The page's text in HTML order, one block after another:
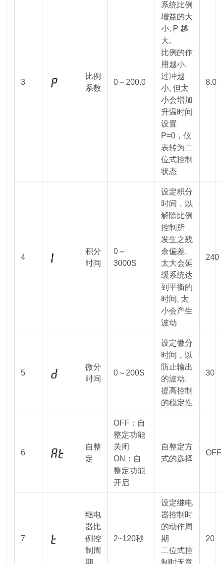
3
比例
系数
0～200.0
系统比例
增益的大
小, P 越
大,
比例的作
用越小,
过冲越
小, 但太
小会增加
升温时间
设置
P=0，仪
表转为二
位式控制
状态
8.0
4
积分
时间
0～
3000S
设定积分
时间，以
解除比例
控制所
发生之残
余偏差,
太大会延
缓系统达
到平衡的
时间, 太
小会产生
波动
240
5
微分
时间
0～200S
设定微分
时间，以
防止输出
的波动,
提高控制
的稳定性
30
6
自整
定
OFF：自
整定功能
关闭
ON：自
整定功能
开启
自整定方
式的选择
OFF
7
继电
器比
例控
制周
2~120秒
设定继电
器控制时
的动作周
期
二位式控
20